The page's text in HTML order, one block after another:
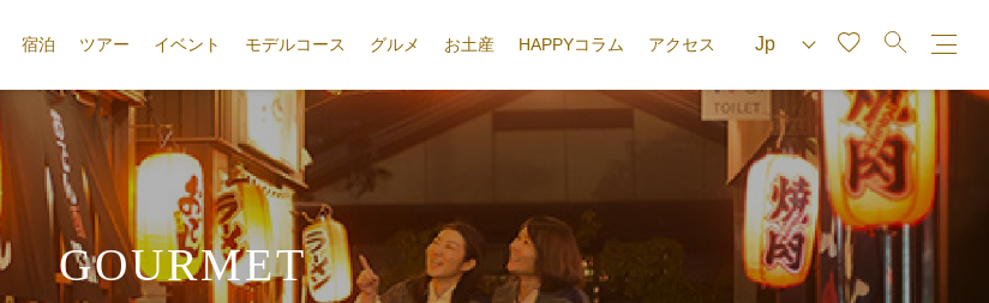
宿泊 ツアー イベント モデルコース グルメ お土産 HAPPYコラム アクセス
GOURMET